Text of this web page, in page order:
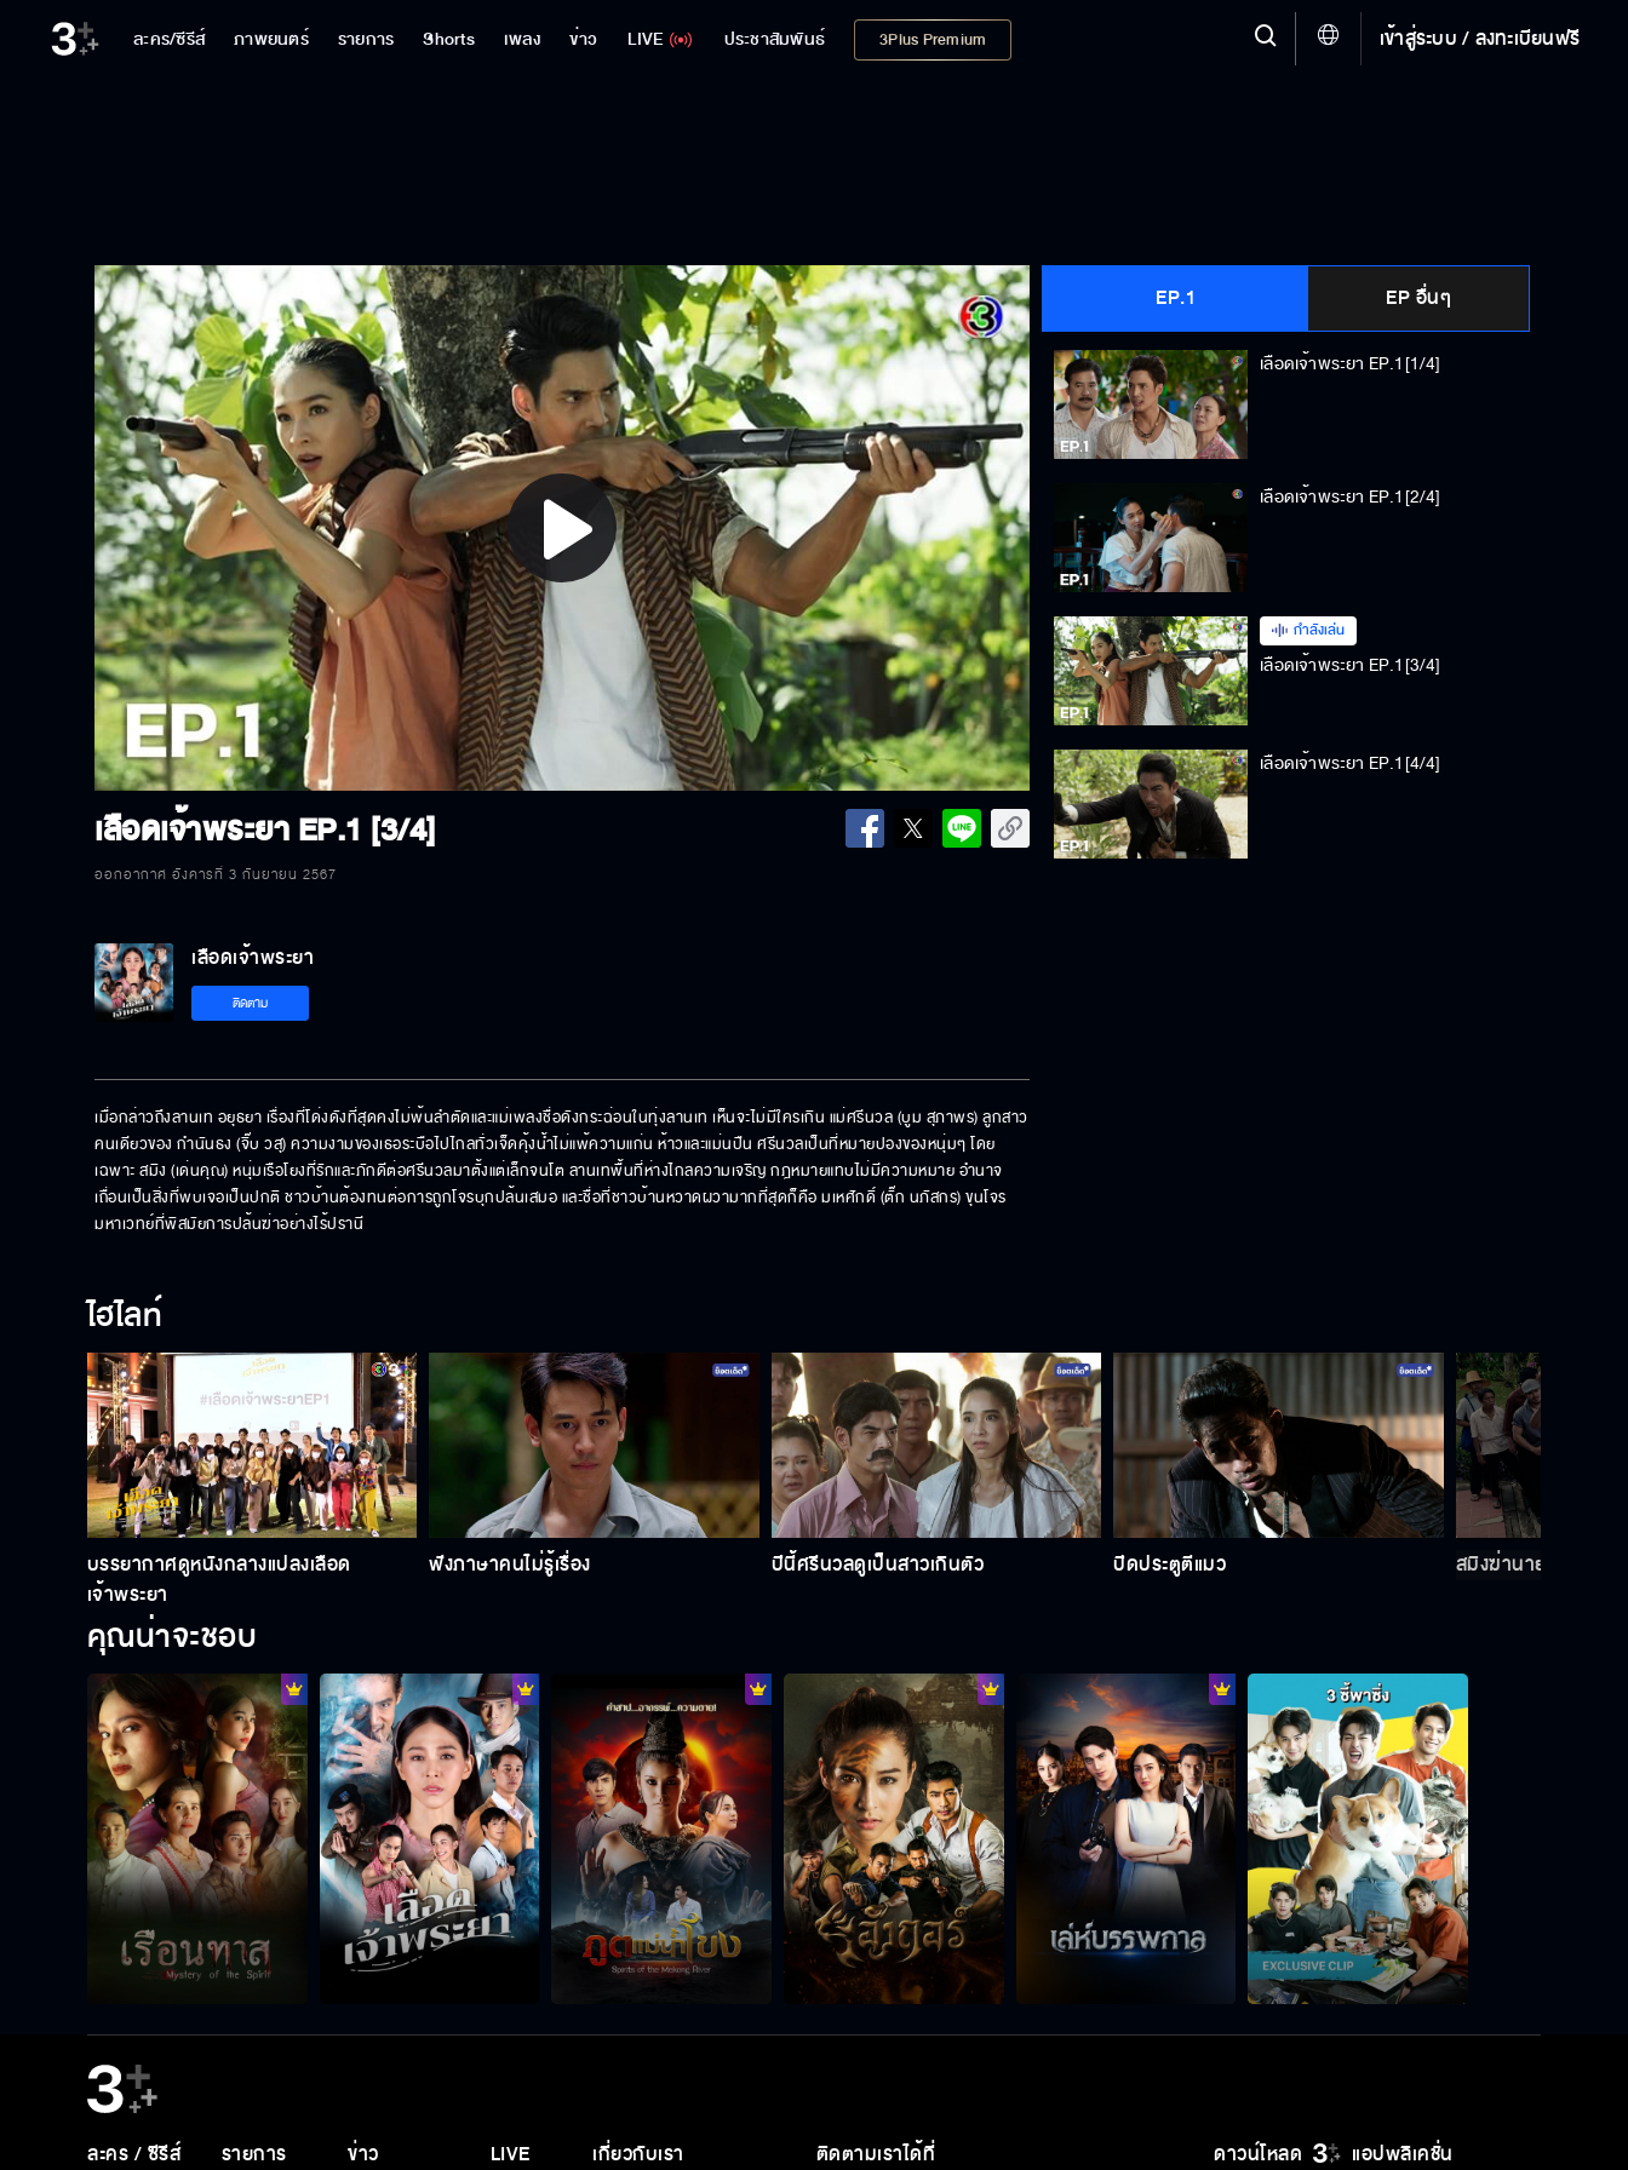
ละคร/ซีรีส์ ภาพยนตร์ รายการ Shorts เพลง ข่าว LIVE ประชาสัมพันธ์ 3Plus Premium เข้าสู่ระบบ / ลงทะเบียนฟรี
Play
Video
เลือดเจ้าพระยาEP.1 [3/4]
ออกอากาศ อังคารที่ 3 กันยายน 2567
EP.1 EP อื่นๆ
เลือดเจ้าพระยา EP.1[1/4]
เลือดเจ้าพระยา EP.1[2/4]
กำลังเล่น
เลือดเจ้าพระยา EP.1[3/4]
เลือดเจ้าพระยา EP.1[4/4]
เลือดเจ้าพระยา
ติดตาม
เมื่อกล่าวถึงลานเท อยุธยา เรื่องที่โด่งดังที่สุดคงไม่พ้นลำตัดและแม่เพลงชื่อดังกระฉ่อนในทุ่งลานเท เห็นจะไม่มีใครเกิน แม่ศรีนวล (บูม สุภาพร) ลูกสาว
คนเดียวของ กำนันธง (จิ๊บ วสุ) ความงามของเธอระบือไปไกลทั่วเจ็ดคุ้งน้ำไม่แพ้ความแก่น ห้าวและแม่นปืน ศรีนวลเป็นที่หมายปองของหนุ่มๆ โดย
เฉพาะ สมิง (เด่นคุณ) หนุ่มเรือโยงที่รักและภักดีต่อศรีนวลมาตั้งแต่เล็กจนโต ลานเทพื้นที่ห่างไกลความเจริญ กฎหมายแทบไม่มีความหมาย อำนาจ
เถื่อนเป็นสิ่งที่พบเจอเป็นปกติ ชาวบ้านต้องทนต่อการถูกโจรบุกปล้นเสมอ และชื่อที่ชาวบ้านหวาดผวามากที่สุดก็คือ มเหศักดิ์ (ตั๊ก นภัสกร) ขุนโจร
มหาเวทย์ที่พิสมัยการปล้นฆ่าอย่างไร้ปรานี
ไฮไลท์
บรรยากาศดูหนังกลางแปลงเลือด
เจ้าพระยา
ฟังภาษาคนไม่รู้เรื่อง ปีนี้ศรีนวลดูเป็นสาวเกินตัว ปิดประตูตีแมว สมิงฆ่านายอำเภอ
คุณน่าจะชอบ
ดาวน์โหลด แอปพลิเคชั่น
ละคร / ซีรีส์ รายการ ข่าว LIVE เกี่ยวกับเรา ติดตามเราได้ที่